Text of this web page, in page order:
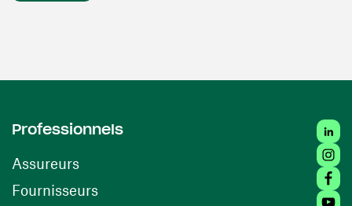
Professionnels
Assureurs
Fournisseurs(ouvre une nouvelle fenêtre)